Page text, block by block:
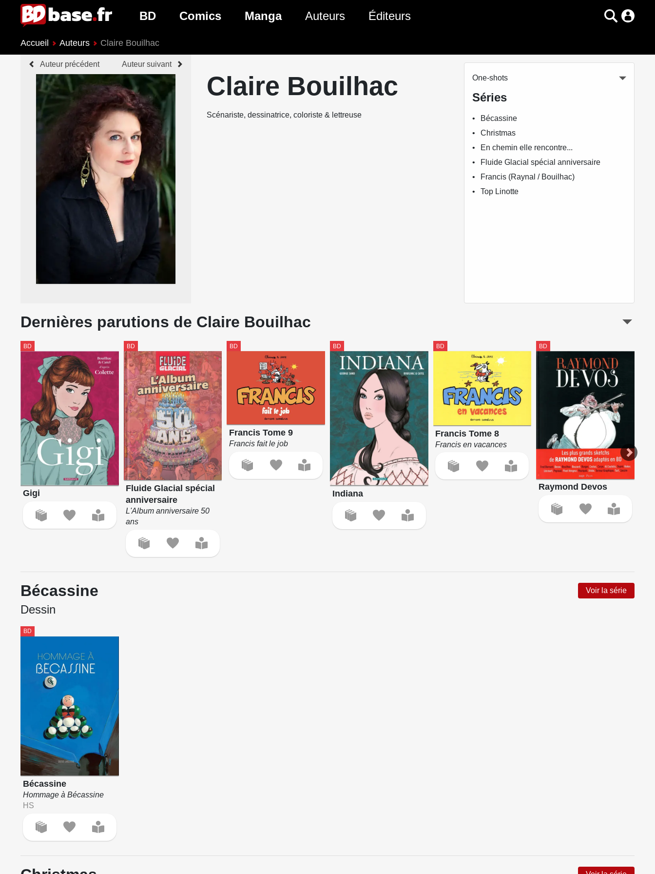
BD
Nouveautés BD
Prochaines sorties BD
Genres BD
Comics
Genres Comics
Manga
Genres Manga
Auteurs Éditeurs
Accueil Auteurs Claire Bouilhac
Auteur précédent Auteur suivant
Claire Bouilhac
Scénariste, dessinatrice, coloriste & lettreuse
One-shots
Séries
Bécassine
Christmas
En chemin elle rencontre...
Fluide Glacial spécial anniversaire
Francis (Raynal / Bouilhac)
Top Linotte
Dernières parutions de Claire Bouilhac
BD
Gigi
BD
Fluide Glacial spécial
anniversaire
L'Album anniversaire 50
ans
BD
Francis Tome 9
Francis fait le job
BD
Indiana
BD
Francis Tome 8
Francis en vacances
BD
Raymond Devos
Bécassine Voir la série
Dessin
BD
Bécassine
Hommage à Bécassine
HS